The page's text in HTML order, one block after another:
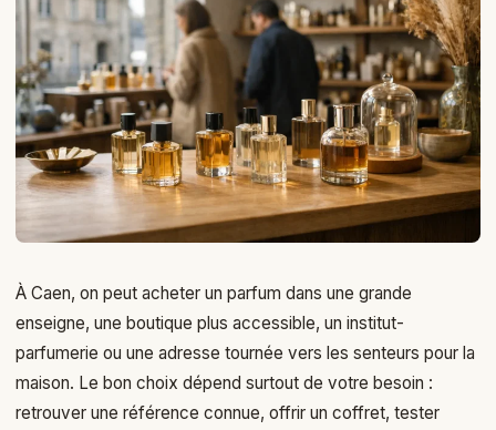
À Caen, on peut acheter un parfum dans une grande
enseigne, une boutique plus accessible, un institut-
parfumerie ou une adresse tournée vers les senteurs pour la
maison. Le bon choix dépend surtout de votre besoin :
retrouver une référence connue, offrir un coffret, tester